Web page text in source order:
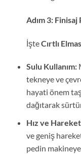
Adım 3:
İşteCırtlı
Sulu Kullanım:
tekneye ve
hayati önem
dağıtarak
Hız ve
ve geniş
pedin